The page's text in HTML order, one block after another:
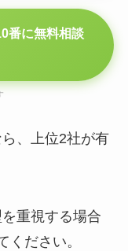
番に無料相談
、上位2社が有
重視する場合
ください。